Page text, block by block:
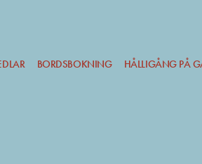
BORDSBOKNING HÅLLIGÅNG PÅ